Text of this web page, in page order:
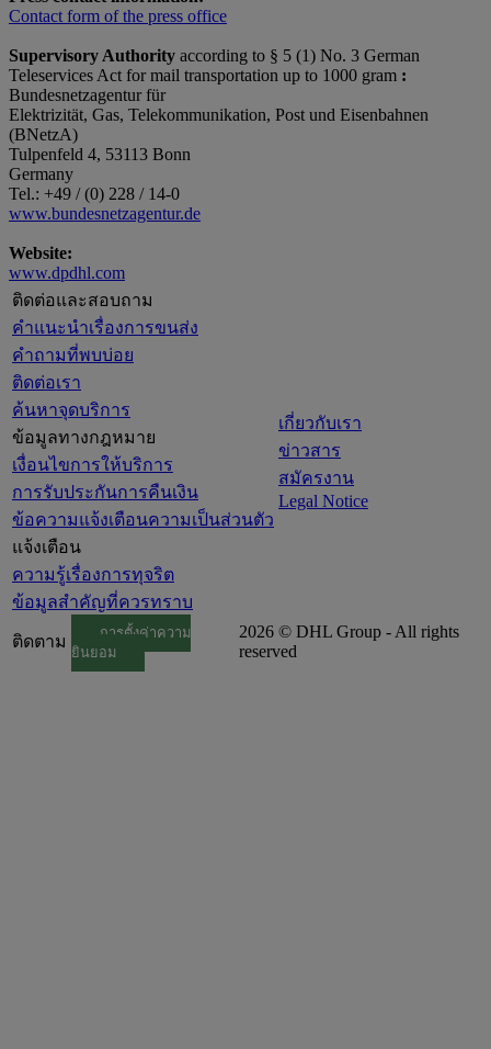
Contact form of the press office
Supervisory Authority according to § 5 (1) No. 3 German
Teleservices Act for mail transportation up to 1000 gram :
Bundesnetzagentur für
Elektrizität, Gas, Telekommunikation, Post und Eisenbahnen
(BNetzA)
Tulpenfeld 4, 53113 Bonn
Germany
Tel.: +49 / (0) 228 / 14-0
www.bundesnetzagentur.de
Website:
www.dpdhl.com
ติดต่อและสอบถาม
คำแนะนำเรื่องการขนส่ง
คำถามที่พบบ่อย
ติดต่อเรา
ค้นหาจุดบริการ
ข้อมูลทางกฎหมาย
เงื่อนไขการให้บริการ
การรับประกันการคืนเงิน
ข้อความแจ้งเตือนความเป็นส่วนตัว
แจ้งเตือน
ความรู้เรื่องการทุจริต
ข้อมูลสำคัญที่ควรทราบ
เกี่ยวกับเรา
ข่าวสาร
สมัครงาน
Legal Notice
ติดตาม
การตั้งค่าความ
ยินยอม
2026 © DHL Group - All rights
reserved